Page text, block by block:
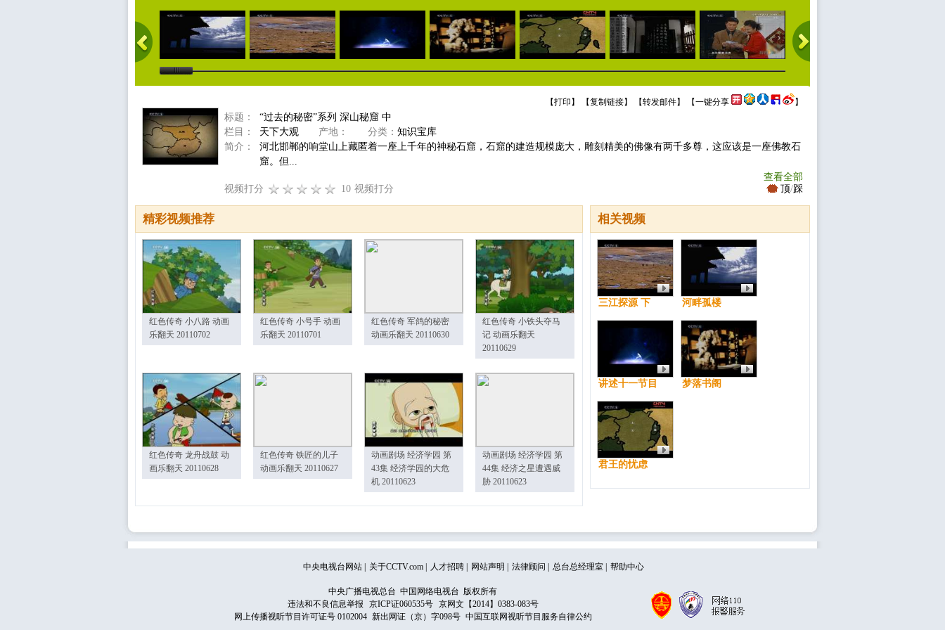
【打印 】 【复制链接】 【转发邮件】 【一键分享 】
标题：
“过去的秘密”系列 深山秘窟 中
栏目：
天下大观 产地： 分类： 知识宝库
简介：
河北邯郸的响堂山上藏匿着一座上千年的神秘石窟，石窟的建造规模庞大，雕刻精美的佛像有两千多尊，这应该是一座佛教石
窟。但...
查看全部
视频打分
10 视频打分 顶/踩
相关视频
三江探源 下 河畔孤楼
讲述十一节目 梦落书阁
君王的忧虑
精彩视频推荐
红色传奇 小八路 动画
乐翻天 20110702
红色传奇 小号手 动画
乐翻天 20110701
红色传奇 军鸽的秘密
动画乐翻天 20110630
红色传奇 小铁头夺马
记 动画乐翻天
20110629
红色传奇 龙舟战鼓 动
画乐翻天 20110628
红色传奇 铁匠的儿子
动画乐翻天 20110627
动画剧场 经济学园 第
43集 经济学园的大危
机 20110623
动画剧场 经济学园 第
44集 经济之星遭遇威
胁 20110623
中央电视台网站 关于CCTV.com 人才招聘 网站声明 法律顾问 总台总经理室 帮助中心
中央广播电视总台 中国网络电视台 版权所有
违法和不良信息举报
京ICP证060535号
京网文【2014】0383-083号
网上传播视听节目许可证号 0102004 新出网证（京）字098号 中国互联网视听节目服务自律公约